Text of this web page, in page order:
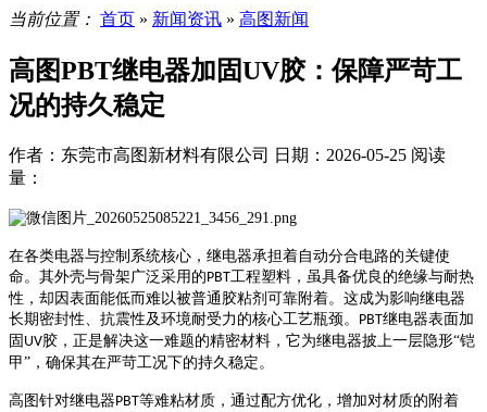
当前位置： 首页 » 新闻资讯 » 高图新闻
高图PBT继电器加固UV胶：保障严苛工
况的持久稳定
作者：东莞市高图新材料有限公司 日期：2026-05-25 阅读
量：
在各类电器与控制系统核心，继电器承担着自动分合电路的关键使
命。其外壳与骨架广泛采用的 PBT工程塑料，虽具备优良的绝缘与耐热
性，却因表面能低而难以被普通胶粘剂可靠附着。这成为影响继电器
长期密封性、抗震性及环境耐受力的核心工艺瓶颈。
PBT继电器表面加
固 UV胶，正是解决这一难题的精密材料，它为继电器披上一层隐形“铠
甲”，确保其在严苛工况下的持久稳定。
高图针对继电器 PBT等难粘材质，通过配方优化，增加对材质的附着